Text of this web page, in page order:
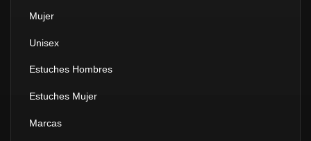
Mujer
Unisex
Estuches Hombres
Estuches Mujer
Marcas